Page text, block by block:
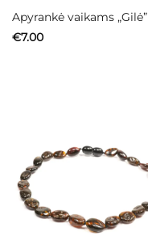
Apyrankė vaikams „Gilė”
€7.00